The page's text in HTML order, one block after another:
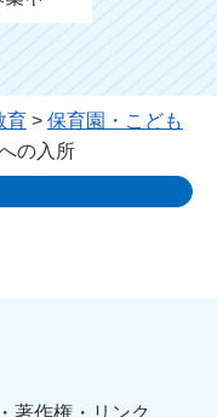
育> 保育園・こども
の入所
著作権・リンク